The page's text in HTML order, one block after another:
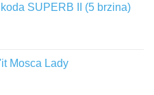
SUPERB II (5 brzina)
Mosca Lady